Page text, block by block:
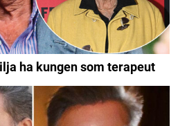
ha kungen som terapeut